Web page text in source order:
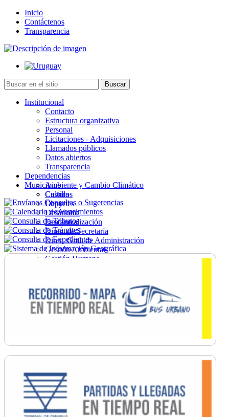
Inicio
Contáctenos
Transparencia
Institucional
Contacto
Estructura organizativa
Personal
Licitaciones - Adquisiciones
Llamados públicos
Datos abiertos
Transparencia
Dependencias
Ambiente y Cambio Climático
Cultura
Deportes
Desarrollo
Descentralización
Direc. de Secretaría
Direc. Gral. de Administración
Gestión Ambiental
Gestión Humana
Ordenamiento
Promoción Social
Salud
Secretaría General
Municipios
Castillos
Chuy
La Paloma
Lascano